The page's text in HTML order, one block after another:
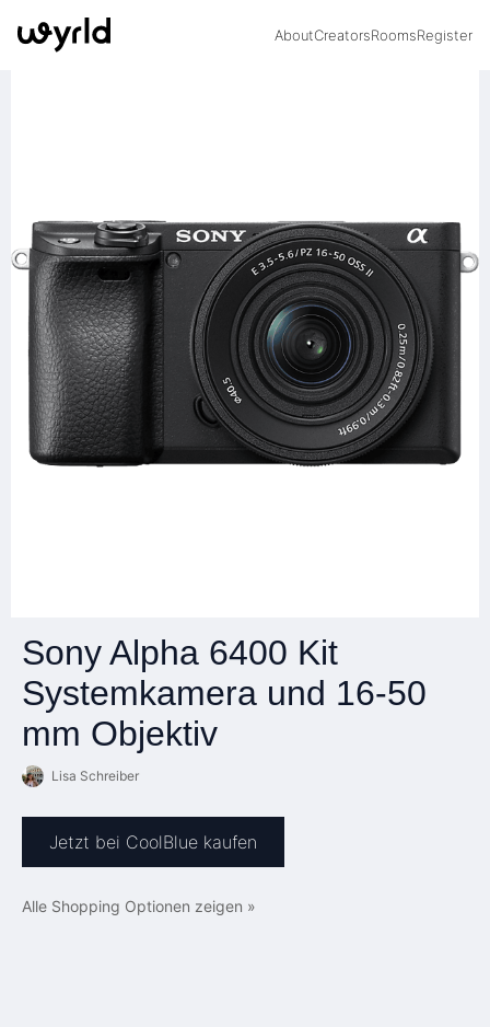
AboutCreatorsRoomsRegister
Sony Alpha 6400 Kit
Systemkamera und 16-50
mm Objektiv
Lisa Schreiber
Jetzt bei CoolBlue kaufen
Alle Shopping Optionen zeigen »